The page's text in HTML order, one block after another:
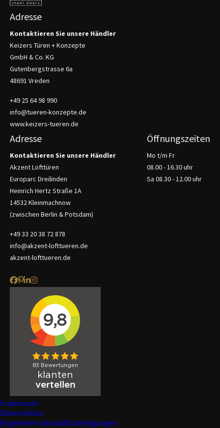
Adresse
Kontaktieren Sie unsere Händler
Keizers Türen + Konzepte
GmbH & Co. KG
Gutenbergstrasse 6a
48691 Vreden
+49 25 64 98 990
info@tueren-konzepte.de
www.keizers-tueren.de
Öffnungszeiten
Mo t/m Fr
08.00 - 16.30 uhr
Sa 08.30 - 12.00 uhr
Adresse
Kontaktieren Sie unsere Händler
Akzent Lofttüren
Europarc Dreilinden
Heinrich Hertz Straße 1A
14532 Kleinmachnow
(zwischen Berlin & Potsdam)
+49 33 20 38 72 878
info@akzent-lofttueren.de
akzent-lofttueren.de
Impressum
Datenschutz
Allgemeine Geschäftsbedingungen